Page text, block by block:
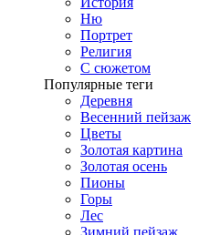
Ню
Портрет
Религия
С сюжетом
Популярные теги
Деревня
Весенний пейзаж
Цветы
Золотая картина
Золотая осень
Пионы
Горы
Лес
Зимний пейзаж